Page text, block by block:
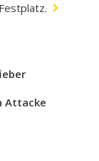
Attacke